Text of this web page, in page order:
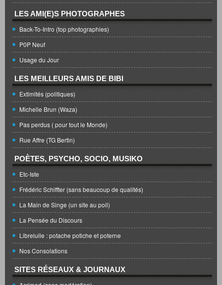
LES AMI(E)S PHOTOGRAPHES
Back-To-Intro (top photographies)
P0P Neuf
Usage du Jour
LES MEILLEURS AMIS DE BIBI
Extimités (politiques)
Michelle Brun (Waza)
Pas perdus ( pour tout le Monde)
Rue Affre (TG Bertin)
POÈTES, PSYCHO, SOCIO, MUSIKO
Etc-Iste
Frédéric Schiffter (sans beaucoup de qualités)
La Main de Singe (un site au poil)
La Pensée du Discours
Librelulle : potache potiche et poterne
Nos Consolations
SITES RÉSEAUX & JOURNAUX